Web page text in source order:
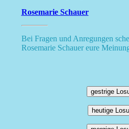
Rosemarie Schauer
Bei Fragen und Anregungen
Rosemarie Schauer eure
gestrige
heutige